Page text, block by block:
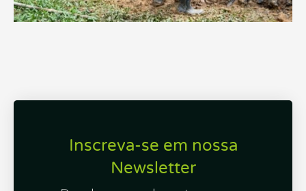
Inscreva-se em nossa
Newsletter